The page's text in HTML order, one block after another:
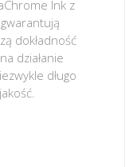
Ink z
dokładność
działanie
długo